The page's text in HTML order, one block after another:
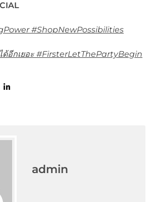
#ShopNewPossibilities
ด้อีกเยอะ #FirsterLetThePartyBegin
admin